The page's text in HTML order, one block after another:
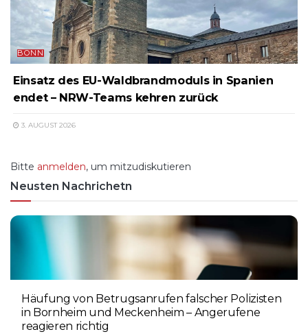
BONN
Einsatz des EU-Waldbrandmoduls in Spanien
endet – NRW-Teams kehren zurück
3. AUGUST 2026
Bitte anmelden, um mitzudiskutieren
Neusten Nachrichetn
Häufung von Betrugsanrufen falscher Polizisten
in Bornheim und Meckenheim – Angerufene
reagieren richtig